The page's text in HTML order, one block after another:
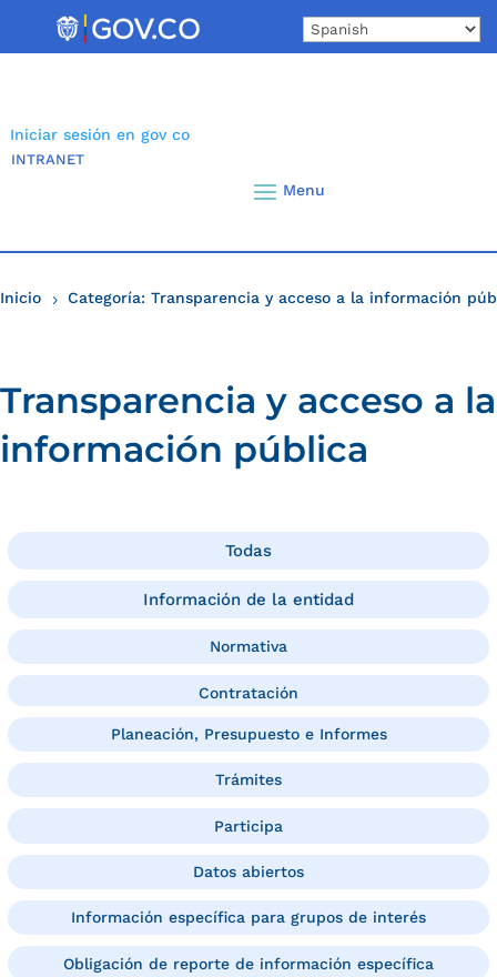
Iniciar sesión en gov co
INTRANET
Inicio 5 Categoría: Transparencia y acceso a la información
Transparencia y acceso a la
información pública
Todas
Información de la entidad
Normativa
Contratación
Planeación, Presupuesto e Informes
Trámites
Participa
Datos abiertos
Información específica para grupos de interés
Obligación de reporte de información específica